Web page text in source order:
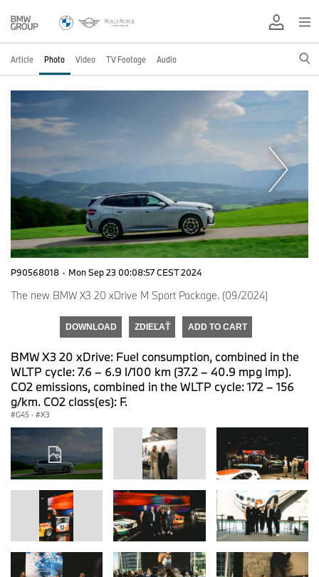
Article Photo Video TV Footage Audio
P90568018 · Mon Sep 23 00:08:57 CEST 2024
The new BMW X3 20 xDrive M Sport Package. (09/2024)
DOWNLOAD ZDIEĽAŤ ADD TO CART
BMW X3 20 xDrive: Fuel consumption, combined in the
WLTP cycle: 7.6 – 6.9 l/100 km (37.2 – 40.9 mpg imp).
CO2 emissions, combined in the WLTP cycle: 172 – 156
g/km. CO2 class(es): F.
G45 · X3